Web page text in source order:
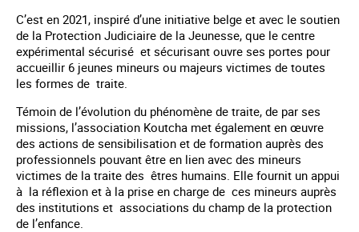
C’est en 2021, inspiré d’une initiative belge et avec le soutien
de la Protection Judiciaire de la Jeunesse, que le centre
expérimental sécurisé et sécurisant ouvre ses portes pour
accueillir 6 jeunes mineurs ou majeurs victimes de toutes
les formes de traite.
Témoin de l’évolution du phénomène de traite, de par ses
missions, l’association Koutcha met également en œuvre
des actions de sensibilisation et de formation auprès des
professionnels pouvant être en lien avec des mineurs
victimes de la traite des êtres humains. Elle fournit un appui
à la réflexion et à la prise en charge de ces mineurs auprès
des institutions et associations du champ de la protection
de l’enfance.